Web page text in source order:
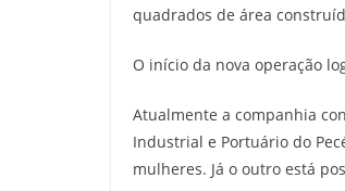
quadrados de área
O início da nova operação
Atualmente a companhia
Industrial e Portuário do
mulheres. Já o outro está